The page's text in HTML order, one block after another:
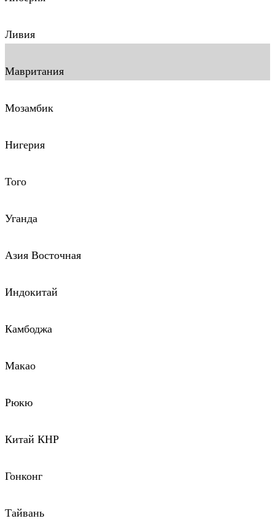
Ливия
Мавритания
Мозамбик
Нигерия
Того
Уганда
Азия Восточная
Индокитай
Камбоджа
Макао
Рюкю
Китай КНР
Гонконг
Тайвань